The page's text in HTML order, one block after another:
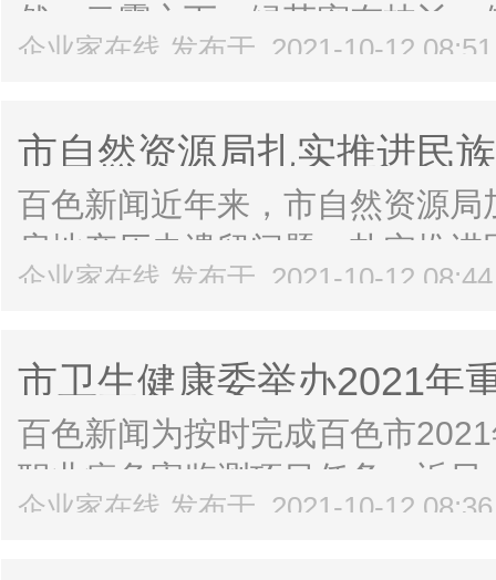
然。云雾之下，绿芽密布枝丫
丽。一大早，茶农们就已经在
亩，...
企业家在线 发布于 2021-10-12
市自然资源局扎实推进民
百色新闻近年来，市自然资源
房地产历史遗留问题，扎实推
于右江区太平街74号、100号
在...
企业家在线 发布于 2021-10-12
市卫生健康委举办2021年
班
百色新闻为按时完成百色市
职业病危害监测项目任务，近
年重点职业病监测和工作场所
企业家在线 发布于 2021-10-12